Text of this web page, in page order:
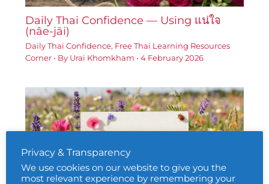
Daily Thai Confidence — Using แน่ใจ
(nâe-jāi)
Daily Thai Confidence, Free Thai Learning Resources
Corner• By Urai Khomkham • 4 February 2026
Privacy & Transparency
We use cookies on our website to give you the
most relevant experience by remembering your